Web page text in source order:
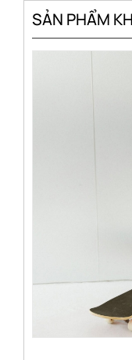
SẢN PHẨM